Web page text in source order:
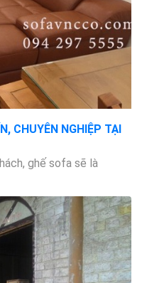
CHUYÊN NGHIỆP TẠI
ghế sofa sẽ là